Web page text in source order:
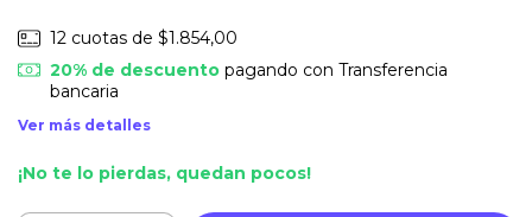
12 cuotas de $1.854,00
20% de descuentopagando con Transferencia
bancaria
Ver más detalles
¡No te lo pierdas, quedan pocos!